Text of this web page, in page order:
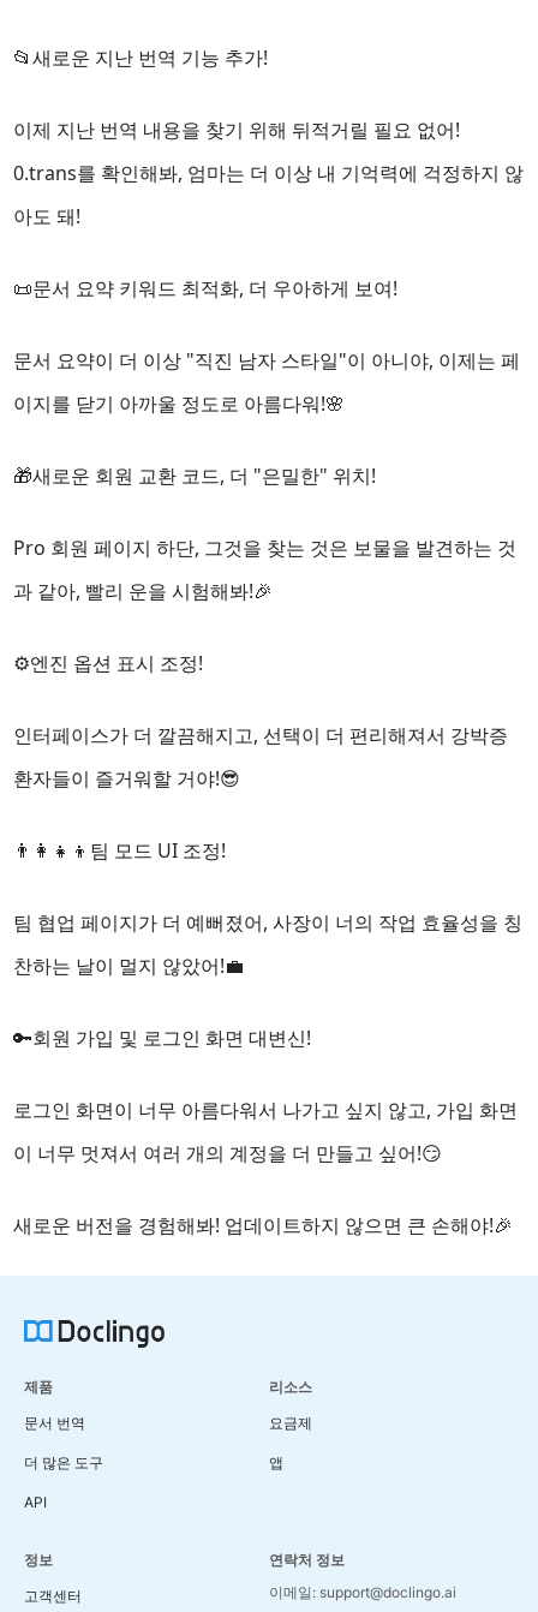
📂새로운 지난 번역 기능 추가!
이제 지난 번역 내용을 찾기 위해 뒤적거릴 필요 없어!
0.trans를 확인해봐, 엄마는 더 이상 내 기억력에 걱정하지 않
아도 돼!
📜문서 요약 키워드 최적화, 더 우아하게 보여!
문서 요약이 더 이상 "직진 남자 스타일"이 아니야, 이제는 페
이지를 닫기 아까울 정도로 아름다워!🌸
🎁새로운 회원 교환 코드, 더 "은밀한" 위치!
Pro 회원 페이지 하단, 그것을 찾는 것은 보물을 발견하는 것
과 같아, 빨리 운을 시험해봐!🎉
⚙️엔진 옵션 표시 조정!
인터페이스가 더 깔끔해지고, 선택이 더 편리해져서 강박증
환자들이 즐거워할 거야!😎
👨‍👩‍👧‍👦팀 모드 UI 조정!
팀 협업 페이지가 더 예뻐졌어, 사장이 너의 작업 효율성을 칭
찬하는 날이 멀지 않았어!💼
🔑회원 가입 및 로그인 화면 대변신!
로그인 화면이 너무 아름다워서 나가고 싶지 않고, 가입 화면
이 너무 멋져서 여러 개의 계정을 더 만들고 싶어!😏
새로운 버전을 경험해봐! 업데이트하지 않으면 큰 손해야!🎉
제품
문서 번역
더 많은 도구
API
리소스
요금제
앱
정보
고객센터
연락처 정보
이메일: support@doclingo.ai